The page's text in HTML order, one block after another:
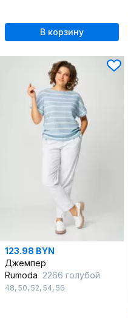
В корзину
123.98 BYN
Джемпер
Rumoda 2266 голубой
48, 50, 52, 54, 56